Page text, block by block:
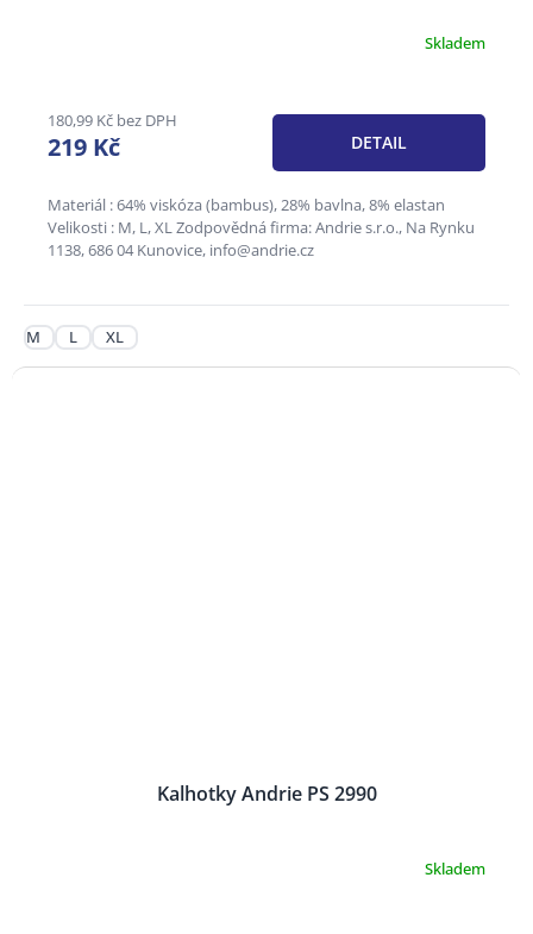
Skladem
180,99 Kč bez DPH
219 Kč DETAIL
Materiál : 64% viskóza (bambus), 28% bavlna, 8% elastan
Velikosti : M, L, XL Zodpovědná firma: Andrie s.r.o., Na Rynku
1138, 686 04 Kunovice, info@andrie.cz
M L XL
Kalhotky Andrie PS 2990
Skladem